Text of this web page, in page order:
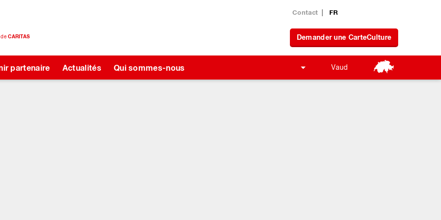
deCARITAS
Contact FR
Demander une CarteCulture
partenaire Actualités Qui sommes-nous Vaud